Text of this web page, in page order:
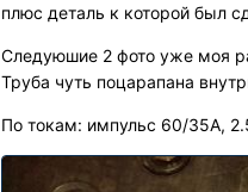
плюс деталь к которой был
Следуюшие 2 фото уже моя
Труба чуть поцарапана
По токам: импульс 60/35А,